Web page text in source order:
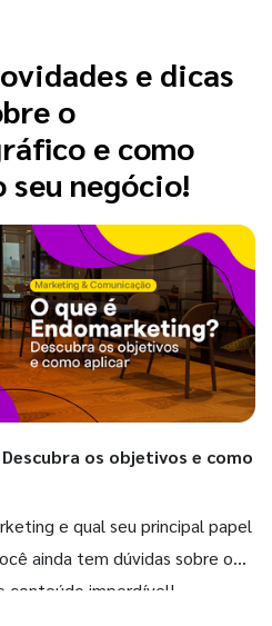
e dicas
o
e como
seu negócio!
os objetivos e como
e qual seu principal papel
ainda tem dúvidas sobre o
conteúdo imperdível!